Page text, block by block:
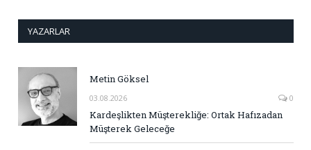
YAZARLAR
Metin Göksel
03.08.2026 0
Kardeşlikten Müşterekliğe: Ortak Hafızadan
Müşterek Geleceğe